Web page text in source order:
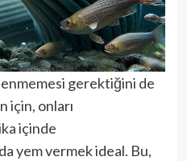
gerektiğini de
için, onları
içinde
yem vermek ideal. Bu,